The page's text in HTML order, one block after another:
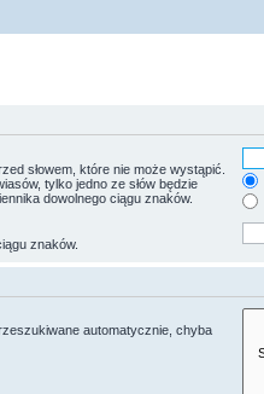
słowem, które nie może wystąpić.
tylko jedno ze słów będzie
dowolnego ciągu znaków.
znaków.
automatycznie, chyba